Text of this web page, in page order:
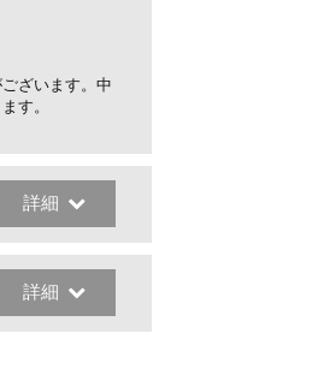
ざいます。中
す。
詳細
詳細